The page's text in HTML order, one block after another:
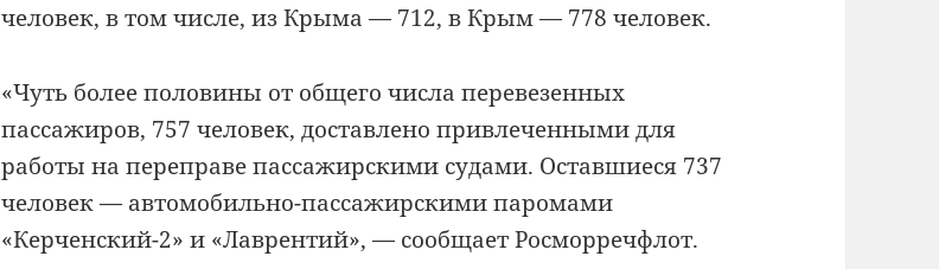
человек, в том числе, из Крыма — 712, в Крым — 778 человек.
«Чуть более половины от общего числа перевезенных
пассажиров, 757 человек, доставлено привлеченными для
работы на переправе пассажирскими судами. Оставшиеся 737
человек — автомобильно-пассажирскими паромами
«Керченский-2» и «Лаврентий», — сообщает Росморречфлот.